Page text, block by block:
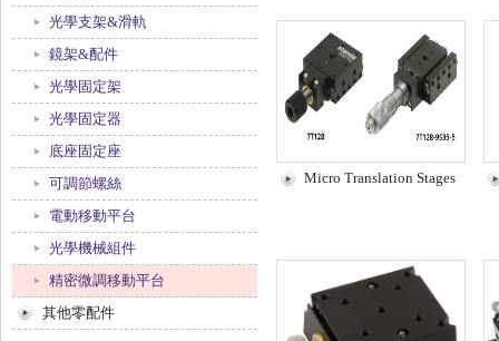
Micro Translation Stages
光學支架&滑軌
鏡架&配件
光學固定架
光學固定器
底座固定座
可調節螺絲
電動移動平台
光學機械組件
精密微調移動平台
其他零配件